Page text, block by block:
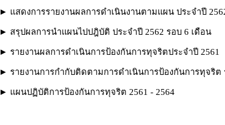
► แสดงการรายงานผลการดำเนินงานตามแผน ประจำปี
► สรุปผลการนำแผนไปปฎิบัติ ประจำปี 2562 รอบ 6 เดือน
► รายงานผลการดำเนินการป้องกันการทุจริตประจำปี 2561
► รายงานการกำกับติดตามการดำเนินการป้องกันการทุจริต
► แผนปฏิบัติการป้องกันการทุจริต 2561 - 2564